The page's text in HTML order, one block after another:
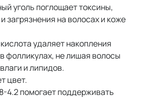
уголь поглощает токсины,
загрязнения на волосах и коже
удаляет накопления
фолликулах, не лишая волосы
и липидов.
цвет.
4.2 помогает поддерживать